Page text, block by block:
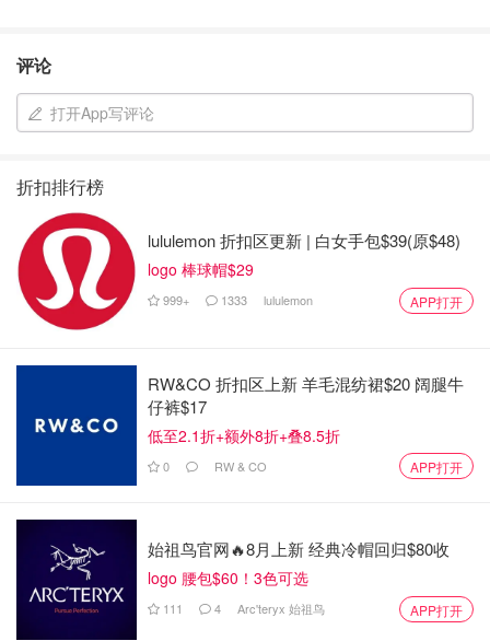
评论
打开App写评论
折扣排行榜
lululemon 折扣区更新 | 白女手包$39(原$48)
logo 棒球帽$29
999+ 1333 lululemon APP打开
RW&CO 折扣区上新 羊毛混纺裙$20 阔腿牛
仔裤$17
低至2.1折+额外8折+叠8.5折
0 RW & CO APP打开
始祖鸟官网🔥8月上新 经典冷帽回归$80收
logo 腰包$60！3色可选
111 4 Arc'teryx 始祖鸟 APP打开